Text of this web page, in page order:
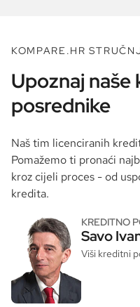
KOMPARE.HR
Upoznaj
posrednike
Naš tim licenciranih
Pomažemo ti pronaći
kroz cijeli proces - od
kredita.
KREDITNO
Savo
Viši kreditni